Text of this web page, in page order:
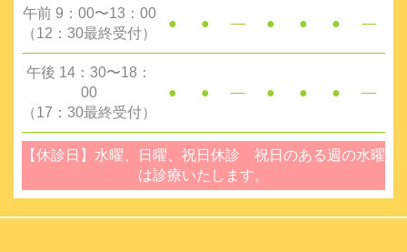
午前 9：00〜13：00
（12：30最終受付）
● ● ― ● ● ● ―
午後 14：30〜18：
00
（17：30最終受付）
● ● ― ● ● ● ―
【休診日】水曜、日曜、祝日休診 祝日のある週の水曜
は診療いたします。